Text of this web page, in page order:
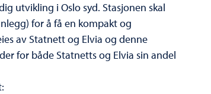
utvikling i Oslo syd. Stasjonen skal
for å få en kompakt og
av Statnett og Elvia og denne
for både Statnetts og Elvia sin andel